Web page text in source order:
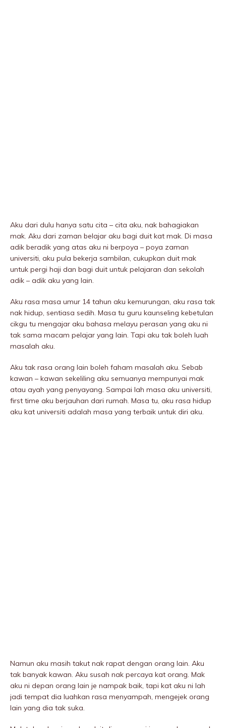
Aku dari dulu hanya satu cita – cita aku, nak bahagiakan
mak. Aku dari zaman belajar aku bagi duit kat mak. Di masa
adik beradik yang atas aku ni berpoya – poya zaman
universiti, aku pula bekerja sambilan, cukupkan duit mak
untuk pergi haji dan bagi duit untuk pelajaran dan sekolah
adik – adik aku yang lain.
Aku rasa masa umur 14 tahun aku kemurungan, aku rasa tak
nak hidup, sentiasa sedih. Masa tu guru kaunseling kebetulan
cikgu tu mengajar aku bahasa melayu perasan yang aku ni
tak sama macam pelajar yang lain. Tapi aku tak boleh luah
masalah aku.
Aku tak rasa orang lain boleh faham masalah aku. Sebab
kawan – kawan sekeliling aku semuanya mempunyai mak
atau ayah yang penyayang. Sampai lah masa aku universiti,
first time aku berjauhan dari rumah. Masa tu, aku rasa hidup
aku kat universiti adalah masa yang terbaik untuk diri aku.
Namun aku masih takut nak rapat dengan orang lain. Aku
tak banyak kawan. Aku susah nak percaya kat orang. Mak
aku ni depan orang lain je nampak baik, tapi kat aku ni lah
jadi tempat dia luahkan rasa menyampah, mengejek orang
lain yang dia tak suka.